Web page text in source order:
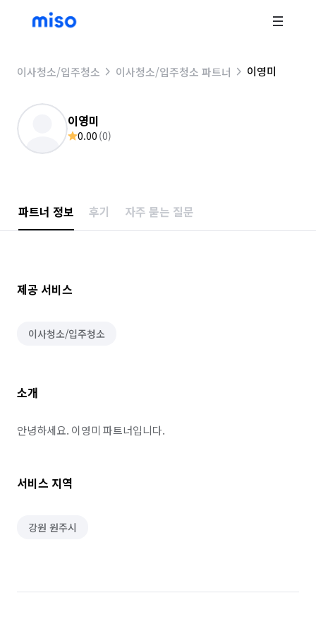
이사청소/입주청소 이사청소/입주청소 파트너 이영미
이영미
0.00 (0)
파트너 정보 후기 자주 묻는 질문
제공 서비스
이사청소/입주청소
소개
안녕하세요. 이영미 파트너입니다.
서비스 지역
강원 원주시